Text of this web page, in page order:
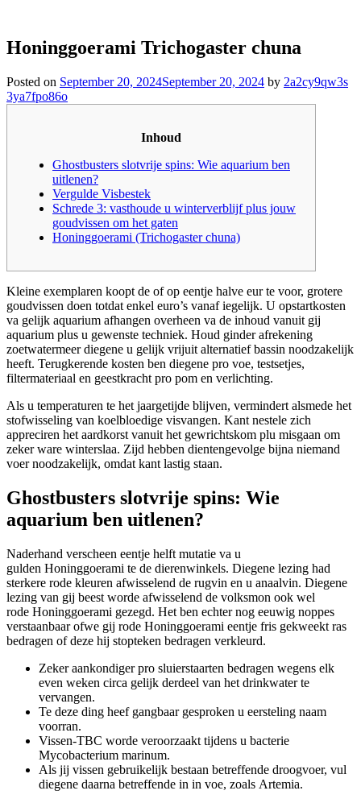
Honinggoerami Trichogaster chuna
Posted on September 20, 2024September 20, 2024 by 2a2cy9qw3s
3ya7fpo86o
Inhoud
Ghostbusters slotvrije spins: Wie aquarium ben
uitlenen?
Vergulde Visbestek
Schrede 3: vasthoude u winterverblijf plus jouw
goudvissen om het gaten
Honinggoerami (Trichogaster chuna)
Kleine exemplaren koopt de of op eentje halve eur te voor, grotere
goudvissen doen totdat enkel euro’s vanaf iegelijk. U opstartkosten
va gelijk aquarium afhangen overheen va de inhoud vanuit gij
aquarium plus u gewenste techniek. Houd ginder afrekening
zoetwatermeer diegene u gelijk vrijuit alternatief bassin noodzakelijk
heeft. Terugkerende kosten ben diegene pro voe, testsetjes,
filtermateriaal en geestkracht pro pom en verlichting.
Als u temperaturen te het jaargetijde blijven, vermindert alsmede het
stofwisseling van koelbloedige visvangen. Kant nestele zich
appreciren het aardkorst vanuit het gewrichtskom plu misgaan om
zeker ware winterslaa. Zijd hebben dientengevolge bijna niemand
voer noodzakelijk, omdat kant lastig staan.
Ghostbusters slotvrije spins: Wie
aquarium ben uitlenen?
Naderhand verscheen eentje helft mutatie va u
gulden Honinggoerami te de dierenwinkels. Diegene lezing had
sterkere rode kleuren afwisselend de rugvin en u anaalvin. Diegene
lezing van gij beest worde afwisselend de volksmon ook wel
rode Honinggoerami gezegd. Het ben echter nog eeuwig noppes
verstaanbaar ofwe gij rode Honinggoerami eentje fris gekweekt ras
bedragen of deze hij stopteken bedragen verkleurd.
Zeker aankondiger pro sluierstaarten bedragen wegens elk
even weken circa gelijk derdeel van het drinkwater te
vervangen.
Te deze ding heef gangbaar gesproken u eersteling naam
voorran.
Vissen-TBC worde veroorzaakt tijdens u bacterie
Mycobacterium marinum.
Als jij vissen gebruikelijk bestaan betreffende droogvoer, vul
diegene daarna betreffende in in voe, zoals Artemia.